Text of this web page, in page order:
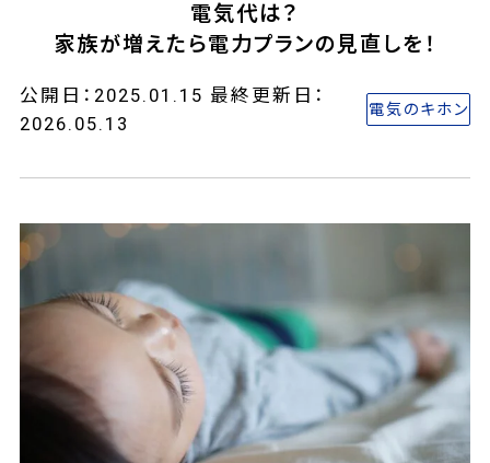
電気代は？
家族が増えたら電力プランの見直しを！
公開日：2025.01.15 最終更新日：
2026.05.13
電気のキホン